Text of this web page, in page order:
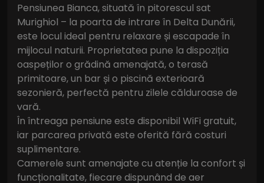
Pensiunea Bianca, situată în pitorescul sat
Murighiol – la poarta de intrare în Delta Dunării,
este locul ideal pentru relaxare și escapade în
mijlocul naturii. Proprietatea pune la dispoziția
oaspeților o grădină amenajată, o terasă
primitoare, un bar și o piscină exterioară
sezonieră, perfectă pentru zilele călduroase de
vară.
În întreaga pensiune este disponibil WiFi gratuit,
iar parcarea privată este oferită fără costuri
suplimentare.
Camerele sunt amenajate cu atenție la confort și
funcționalitate, fiecare dispunând de aer